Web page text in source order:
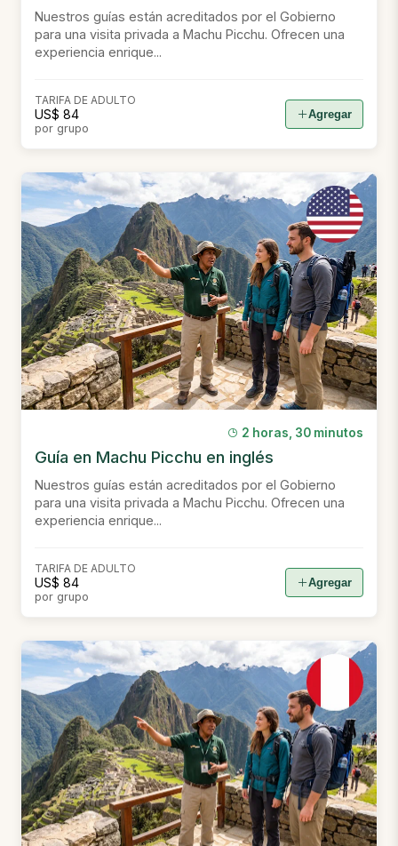
Nuestros guías están acreditados por el Gobierno
para una visita privada a Machu Picchu. Ofrecen una
experiencia enrique...
TARIFA DE ADULTO
US$ 84
por grupo
Agregar
2 horas, 30 minutos
Guía en Machu Picchu en inglés
Nuestros guías están acreditados por el Gobierno
para una visita privada a Machu Picchu. Ofrecen una
experiencia enrique...
TARIFA DE ADULTO
US$ 84
por grupo
Agregar